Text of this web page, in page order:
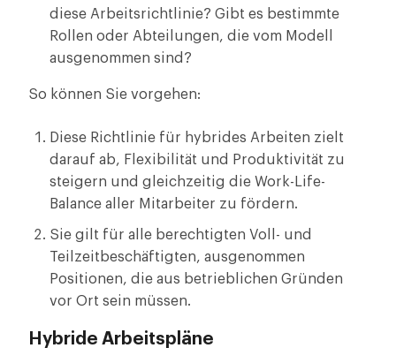
diese Arbeitsrichtlinie? Gibt es bestimmte
Rollen oder Abteilungen, die vom Modell
ausgenommen sind?
So können Sie vorgehen:
Diese Richtlinie für hybrides Arbeiten zielt
darauf ab, Flexibilität und Produktivität zu
steigern und gleichzeitig die Work-Life-
Balance aller Mitarbeiter zu fördern.
Sie gilt für alle berechtigten Voll- und
Teilzeitbeschäftigten, ausgenommen
Positionen, die aus betrieblichen Gründen
vor Ort sein müssen.
Hybride Arbeitspläne